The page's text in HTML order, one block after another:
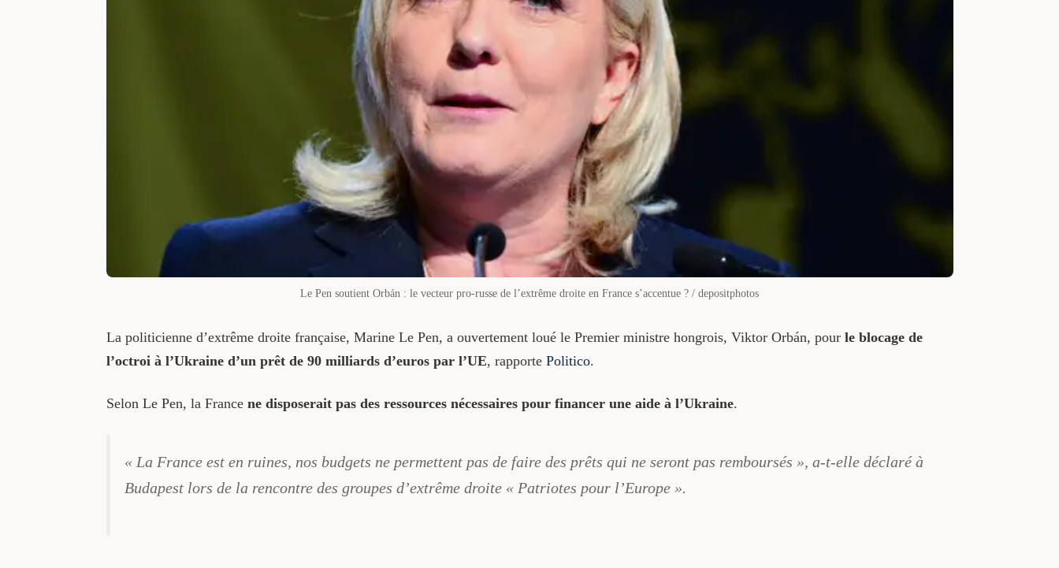
Le Pen soutient Orbán : le vecteur pro-russe de l’extrême droite en France s’accentue ? / depositphotos
La politicienne d’extrême droite française, Marine Le Pen, a ouvertement loué le Premier ministre hongrois, Viktor Orbán, pour le blocage de
l’octroi à l’Ukraine d’un prêt de 90 milliards d’euros par l’UE, rapporte Politico.
Selon Le Pen, la France ne disposerait pas des ressources nécessaires pour financer une aide à l’Ukraine.
« La France est en ruines, nos budgets ne permettent pas de faire des prêts qui ne seront pas remboursés », a-t-elle déclaré à
Budapest lors de la rencontre des groupes d’extrême droite « Patriotes pour l’Europe ».